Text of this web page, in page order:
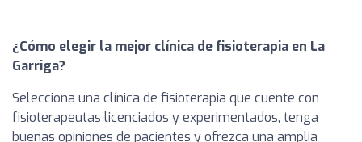
¿Cómo elegir la mejor clínica de fisioterapia en La
Garriga?
Selecciona una clínica de fisioterapia que cuente con
fisioterapeutas licenciados y experimentados, tenga
buenas opiniones de pacientes y ofrezca una amplia